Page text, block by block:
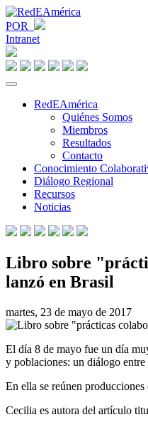
POR
Intranet
RedEAmérica
Quiénes Somos
Miembros
Resultados
Contacto
Conocimiento
Diálogo Regional
Recursos
Noticias
Libro sobre
lanzó en Brasil
martes, 23 de mayo de 2017
El día 8 de mayo fue un día
y poblaciones: un diálogo
En ella se reúnen
Cecilia es autora del artículo